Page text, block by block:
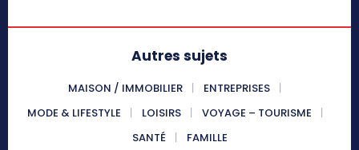
Autres sujets
MAISON / IMMOBILIER
ENTREPRISES
MODE & LIFESTYLE
LOISIRS
VOYAGE – TOURISME
SANTÉ
FAMILLE